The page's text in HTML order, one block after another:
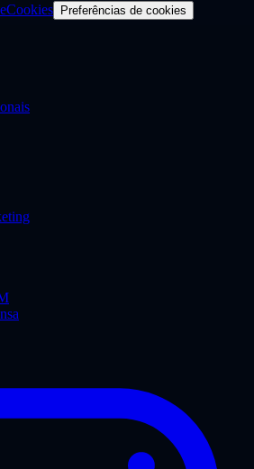
Cookies Preferências de cookies